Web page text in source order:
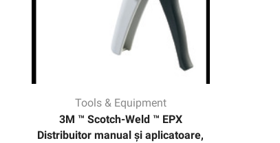
Tools & Equipment
3M ™ Scotch-Weld ™ EPX
Distribuitor manual și aplicatoare,